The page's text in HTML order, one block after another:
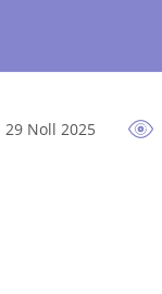
29 Noll 2025